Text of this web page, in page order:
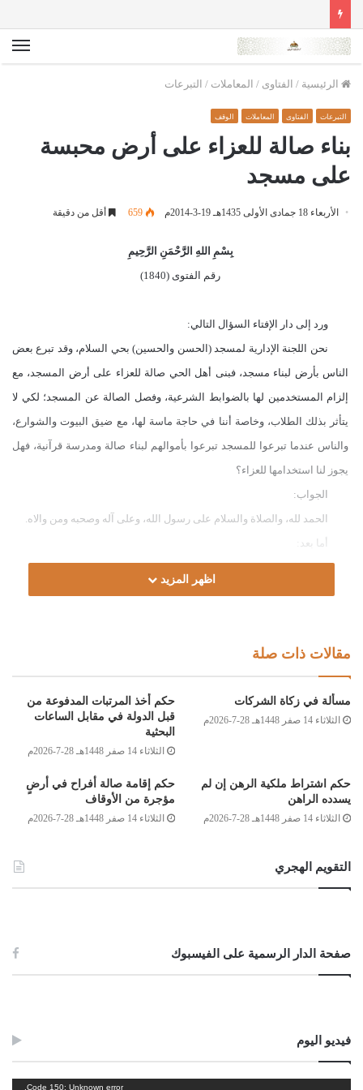
الرئيسية / الفتاوى / المعاملات / التبرعات
التبرعات الفتاوى المعاملات الوقف
بناء صالة للعزاء على أرض محبسة
على مسجد
الأربعاء 18 جمادى الأولى 1435هـ 19-3-2014م 659 أقل من دقيقة
بِسْمِ اللهِ الرَّحْمَنِ الرَّحِيمِ
رقم الفتوى (1840)
ورد إلى دار الإفتاء السؤال التالي:
نحن اللجنة الإدارية لمسجد (الحسن والحسين) بحي السلام، وقد تبرع بعض
الناس بأرض لبناء مسجد، فبنى أهل الحي صالة للعزاء على أرض المسجد، مع
إلزام المستخدمين لها بالضوابط الشرعية، وفصل الصالة عن المسجد؛ لكي لا
يتأثر بذلك الطلاب، وخاصة أننا في حاجة ماسة لها، مع ضيق البيوت والشوارع،
والناس عندما تبرعوا للمسجد تبرعوا بأموالهم لبناء صالة ومدرسة قرآنية، فهل
يجوز لنا استخدامها للعزاء؟
الجواب:
الحمد لله، والصلاة والسلام على رسول الله، وعلى آله وصحبه ومن والاه.
أما بعد:
فهذه الأرض موقوفة ومحبسة لمصلحة المسجد، ولا يجوز التصرف فيها في
لتحفيظ القرآن الكريم بالمسجد نفسه فلا حرج فيه؛ لأنه من تعمير المسجد،
الذي هو من الأغراض الأصلية للواقف على المسجد، وما كان لله فلا بأس أن
وصلى الله على سيدنا محمد وعلى آله وصحبه وسلم
لجنة الفتوى بدار الإفتاء:
اظهر المزيد
مقالات ذات صلة
مسألة في زكاة الشركات
الثلاثاء 14 صفر 1448هـ 28-7-2026م
حكم أخذ المرتبات المدفوعة من
قبل الدولة في مقابل الساعات
البحثية
الثلاثاء 14 صفر 1448هـ 28-7-2026م
حكم اشتراط ملكية الرهن إن لم
يسدده الراهن
الثلاثاء 14 صفر 1448هـ 28-7-2026م
حكم إقامة صالة أفراح في أرضٍ
مؤجرة من الأوقاف
الثلاثاء 14 صفر 1448هـ 28-7-2026م
التقويم الهجري
صفحة الدار الرسمية على الفيسبوك
فيديو اليوم
Code 150: Unknown error.